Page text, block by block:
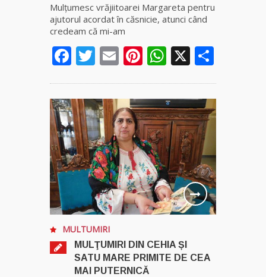
Mulţumesc vrăjiitoarei Margareta pentru
ajutorul acordat în căsnicie, atunci când
credeam că mi-am
Facebook
Twitter
EmailPinterest
WhatsApp
X
MULTUMIRI
MULŢUMIRI DIN CEHIA ȘI
SATU MARE PRIMITE DE CEA
MAI PUTERNICĂ